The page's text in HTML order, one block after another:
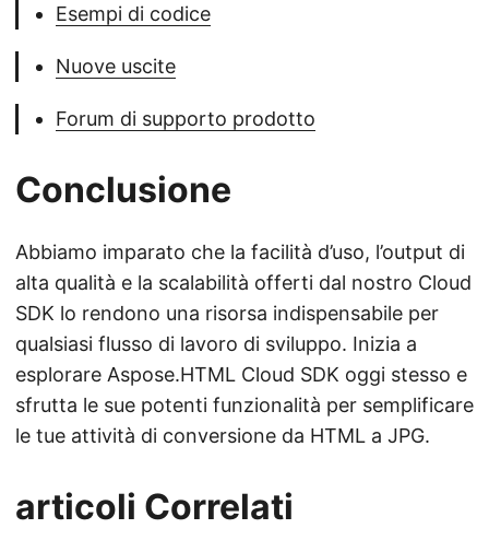
Esempi di codice
Nuove uscite
Forum di supporto prodotto
Conclusione
Abbiamo imparato che la facilità d’uso, l’output di
alta qualità e la scalabilità offerti dal nostro Cloud
SDK lo rendono una risorsa indispensabile per
qualsiasi flusso di lavoro di sviluppo. Inizia a
esplorare Aspose.HTML Cloud SDK oggi stesso e
sfrutta le sue potenti funzionalità per semplificare
le tue attività di conversione da HTML a JPG.
articoli Correlati